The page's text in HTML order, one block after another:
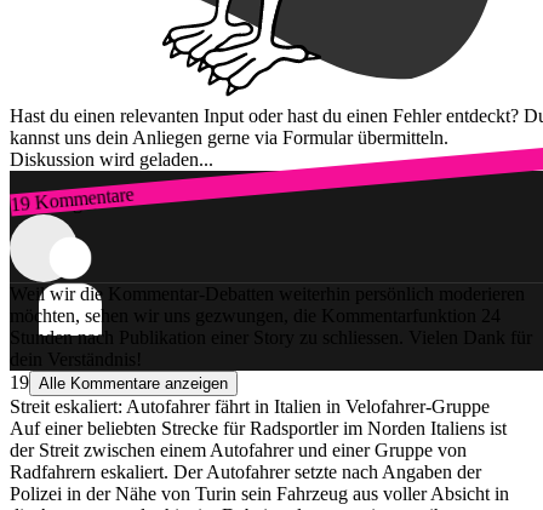
Hast du einen relevanten Input oder hast du einen Fehler entdeckt?
kannst uns dein Anliegen gerne via Formular übermitteln.
Diskussion wird geladen...
19 Kommentare
Zum Login
Weil wir die Kommentar-Debatten weiterhin persönlich moderieren
möchten, sehen wir uns gezwungen, die Kommentarfunktion 24
Stunden nach Publikation einer Story zu schliessen. Vielen Dank für
dein Verständnis!
19 Alle Kommentare anzeigen
Streit eskaliert: Autofahrer fährt in Italien in Velofahrer-Gruppe
Auf einer beliebten Strecke für Radsportler im Norden Italiens ist
der Streit zwischen einem Autofahrer und einer Gruppe von
Radfahrern eskaliert. Der Autofahrer setzte nach Angaben der
Polizei in der Nähe von Turin sein Fahrzeug aus voller Absicht in